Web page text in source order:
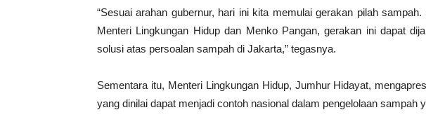
“Sesuai arahan gubernur, hari ini kita memulai gerakan pilah
Menteri Lingkungan Hidup dan Menko Pangan, gerakan ini dapat
solusi atas persoalan sampah di Jakarta,” tegasnya.
Sementara itu, Menteri Lingkungan Hidup, Jumhur Hidayat,
yang dinilai dapat menjadi contoh nasional dalam pengelolaan sampah